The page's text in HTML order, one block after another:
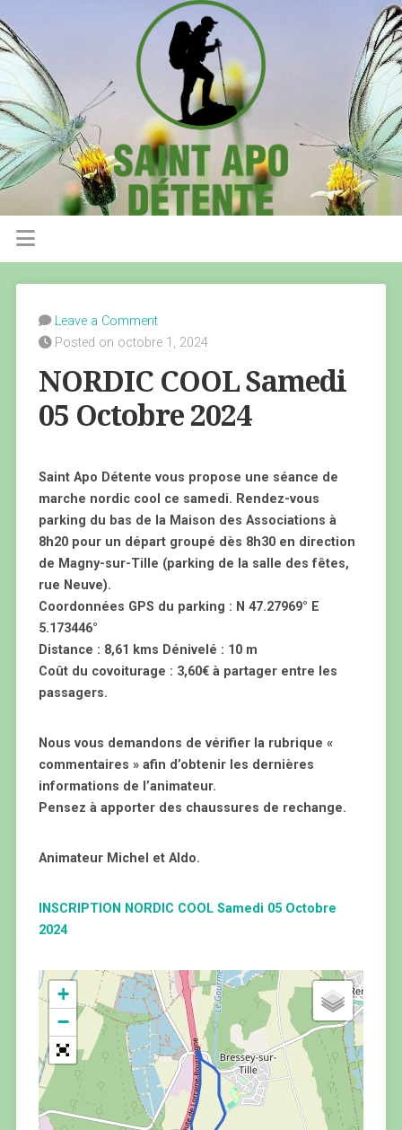
Leave a Comment
Posted on octobre 1, 2024
NORDIC COOL Samedi
05 Octobre 2024
Saint Apo Détente vous propose une séance de
marche nordic cool ce samedi. Rendez-vous
parking du bas de la Maison des Associations à
8h20 pour un départ groupé dès 8h30 en direction
de Magny-sur-Tille (parking de la salle des fêtes,
rue Neuve).
Coordonnées GPS du parking : N 47.27969° E
5.173446°
Distance : 8,61 kms Dénivelé : 10 m
Coût du covoiturage : 3,60€ à partager entre les
passagers.
Nous vous demandons de vérifier la rubrique «
commentaires » afin d’obtenir les dernières
informations de l’animateur.
Pensez à apporter des chaussures de rechange.
Animateur Michel et Aldo.
INSCRIPTION NORDIC COOL Samedi 05 Octobre
2024
+
−